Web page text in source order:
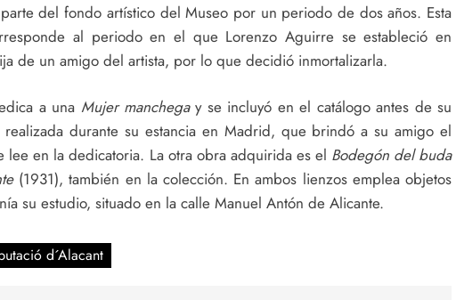
del fondo artístico del Museo por un periodo de dos años. Esta
al periodo en el que Lorenzo Aguirre se estableció en
de un amigo del artista, por lo que decidió inmortalizarla.
a una Mujer manchegay se incluyó en el catálogo antes de su
durante su estancia en Madrid, que brindó a su amigo el
lee en la dedicatoria. La otra obra adquirida es el Bodegón del buda
(1931), también en la colección. En ambos lienzos emplea objetos
su estudio, situado en la calle Manuel Antón de Alicante.
d´Alacant